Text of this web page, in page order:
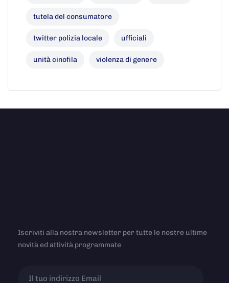
tutela del consumatore
twitter polizia locale ufficiali
unità cinofila violenza di genere
Iscriviti alla nostra newsletter per tutte le nostre ultime
novità ed attività programmate